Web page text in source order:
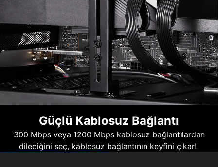
Güçlü Kablosuz Bağlantı
300 Mbps veya 1200 Mbps kablosuz bağlantılardan
dilediğini seç, kablosuz bağlantının keyfini çıkar!